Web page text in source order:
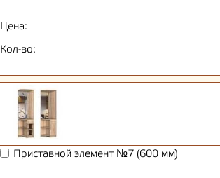
Цена:
Кол-во:
Приставной элемент №7 (600 мм)